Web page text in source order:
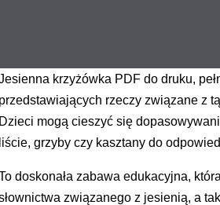
krzyżówka PDF do druku,
rzeczy związane z
mogą cieszyć się
grzyby czy kasztany do
doskonała zabawa edukacyjna,
związanego z jesienią, a